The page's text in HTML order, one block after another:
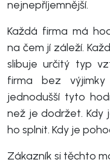
nejnepříjemnější.
Každá firma má
na čem jí záleží.
slibuje určitý typ
firma bez
jednodušší tyto
než je dodržet. Kdy
ho splnit. Kdy je
Zákazník si těchto